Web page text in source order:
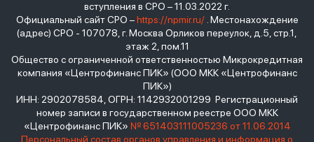
вступления в СРО – 11.03.2022 г.
Официальный сайт СРО –https://npmir.ru/. Местонахождение
(адрес) СРО - 107078, г. Москва Орликов переулок, д.5, стр.1,
этаж 2, пом.11
Общество с ограниченной ответственностью Микрокредитная
компания «Центрофинанс ПИК» (ООО МКК «Центрофинанс
ПИК»)
ИНН: 2902078584, ОГРН: 1142932001299 Регистрационный
номер записи в государственном реестре ООО МКК
«Центрофинанс ПИК» № 651403111005236 от 11.06.2014
Персональный состав органов управления и информация о